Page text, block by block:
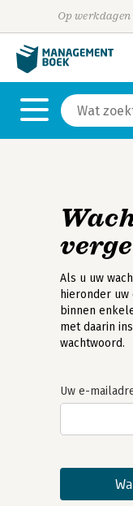
Op
Als u uw
hieronder uw
binnen
met daarin
wachtwoord.
Uw e-